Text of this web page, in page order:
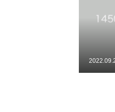
採用情